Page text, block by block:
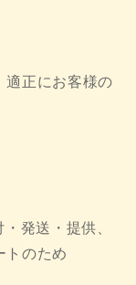
適正にお客様の
発送・提供、
トのため